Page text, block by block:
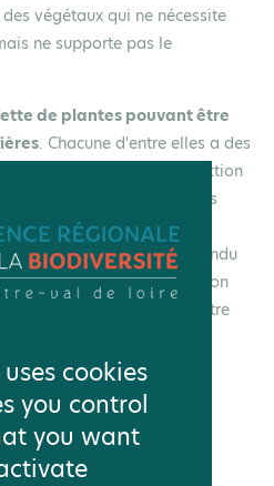
végétaux qui ne nécessite
ne supporte pas le
de plantes pouvant être
. Chacune d'entre elles a des
prendre en compte en fonction
résultats attendus. Pour ces
être régulière pour un
plus espacée pour un rendu
comme les concessions non
trottoirs peuvent aussi être
cookies
you control
you want